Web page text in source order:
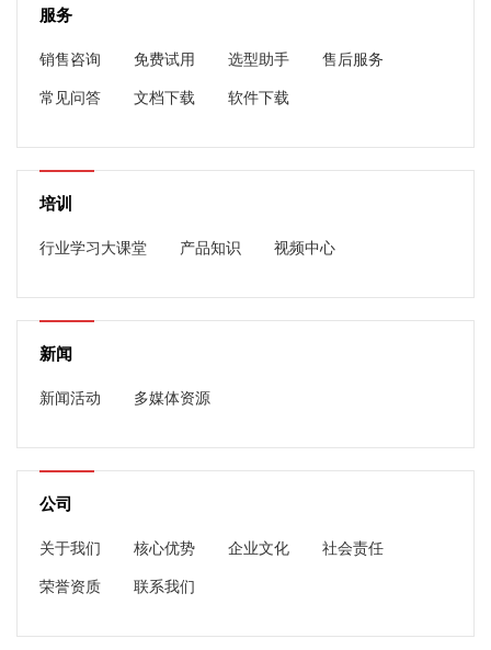
服务
销售咨询 免费试用 选型助手 售后服务
常见问答 文档下载 软件下载
培训
行业学习大课堂 产品知识 视频中心
新闻
新闻活动 多媒体资源
公司
关于我们 核心优势 企业文化 社会责任
荣誉资质 联系我们